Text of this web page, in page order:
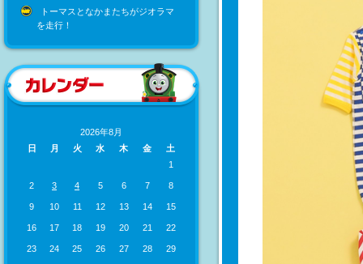
トーマスとなかまたちがジオラマ
を走行！
2026年8月
日
月 火 水 木 金
土
1
2 3 4 5 6 7 8
9 10 11 12 13 14 15
16 17 18 19 20 21 22
23 24 25 26 27 28 29